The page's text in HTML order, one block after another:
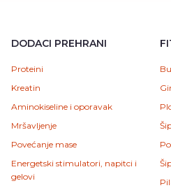
DODACI PREHRANI
Proteini
Kreatin
Aminokiseline i oporavak
Mršavljenje
Povećanje mase
Energetski stimulatori, napitci i
gelovi